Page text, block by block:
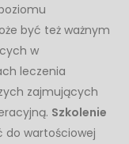
być też ważnym
w
leczenia
zajmujących
Szkolenie
do wartościowej